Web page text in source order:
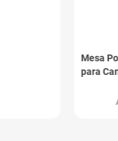
Mesa
para